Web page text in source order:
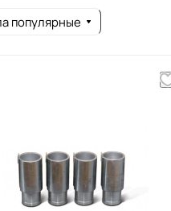
популярные